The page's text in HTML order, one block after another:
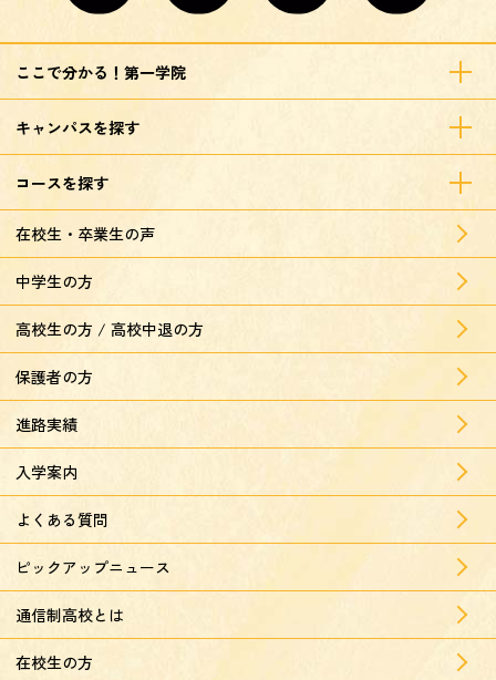
ここで分かる！第一学院
キャンパスを探す
コースを探す
在校生・卒業生の声
中学生の方
高校生の方 / 高校中退の方
保護者の方
進路実績
入学案内
よくある質問
ピックアップニュース
通信制高校とは
在校生の方